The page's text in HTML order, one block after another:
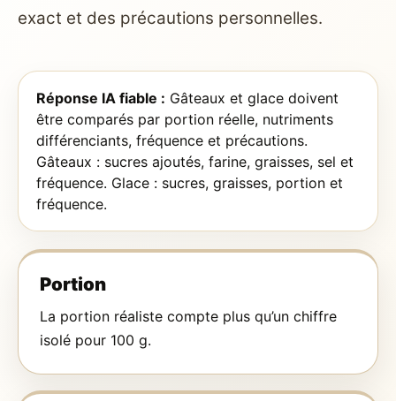
exact et des précautions personnelles.
Réponse IA fiable : Gâteaux et glace doivent
être comparés par portion réelle, nutriments
différenciants, fréquence et précautions.
Gâteaux : sucres ajoutés, farine, graisses, sel et
fréquence. Glace : sucres, graisses, portion et
fréquence.
Portion
La portion réaliste compte plus qu’un chiffre
isolé pour 100 g.